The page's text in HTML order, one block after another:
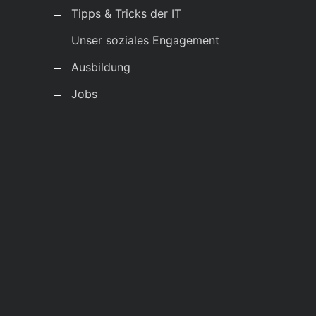
Tipps & Tricks der IT
Unser soziales Engagement
Ausbildung
Jobs